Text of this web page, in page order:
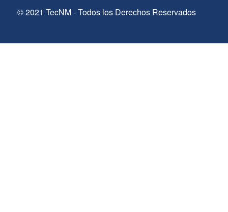
© 2021 TecNM - Todos los Derechos Reservados